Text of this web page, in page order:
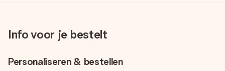
Info voor je bestelt
Personaliseren & bestellen